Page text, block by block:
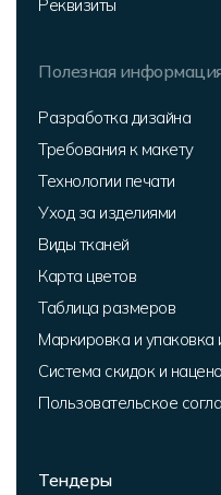
Реквизиты
Полезная
Разработка дизайна
Требования к макету
Технологии печати
Уход за изделиями
Виды тканей
Карта цветов
Таблица размеров
Маркировка и упаковка
Система скидок и
Пользовательское
Тендеры